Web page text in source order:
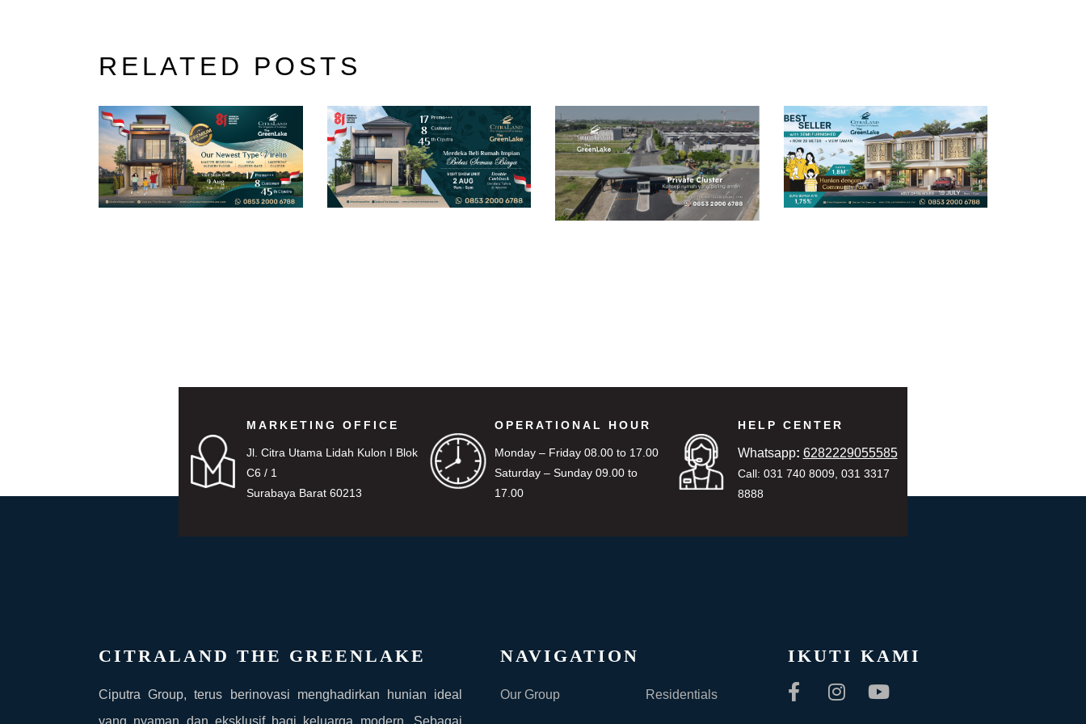
RELATED POSTS
MARKETING OFFICE
Jl. Citra Utama Lidah Kulon I Blok
C6 / 1
Surabaya Barat 60213
OPERATIONAL HOUR
Monday – Friday 08.00 to 17.00
Saturday – Sunday 09.00 to
17.00
HELP CENTER
Whatsapp: 6282229055585
Call: 031 740 8009, 031 3317
8888
CITRALAND THE GREENLAKE
Ciputra Group, terus berinovasi menghadirkan hunian ideal
yang nyaman dan eksklusif bagi keluarga modern. Sebagai
NAVIGATION
Our Group Residentials
IKUTI KAMI